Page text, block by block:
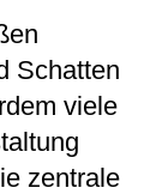
Schatten
viele
zentrale